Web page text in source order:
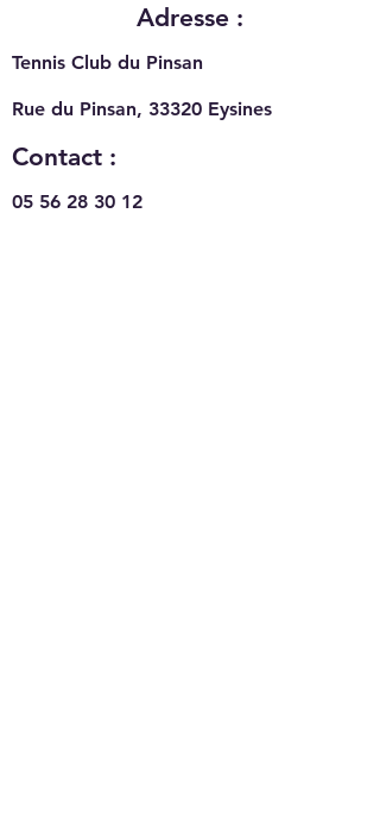
Recrutement au TC
Pinsan
Adresse :
Tennis Club du Pinsan
Rue du Pinsan, 33320 Eysines
Contact :
05 56 28 30 12